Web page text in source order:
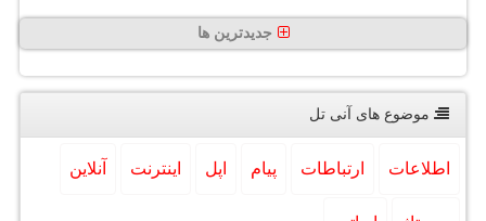
جدیدترین ها
موضوع های آنی تل
اطلاعات ارتباطات پیام اپل اینترنت آنلاین